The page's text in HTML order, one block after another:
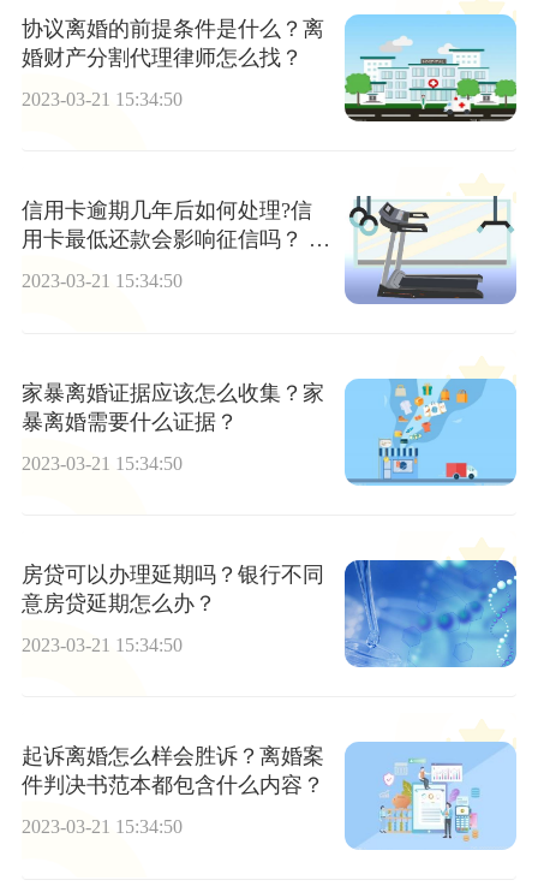
协议离婚的前提条件是什么？离
婚财产分割代理律师怎么找？
2023-03-21 15:34:50
信用卡逾期几年后如何处理?信
用卡最低还款会影响征信吗？ 全
球热门
2023-03-21 15:34:50
家暴离婚证据应该怎么收集？家
暴离婚需要什么证据？
2023-03-21 15:34:50
房贷可以办理延期吗？银行不同
意房贷延期怎么办？
2023-03-21 15:34:50
起诉离婚怎么样会胜诉？离婚案
件判决书范本都包含什么内容？
2023-03-21 15:34:50